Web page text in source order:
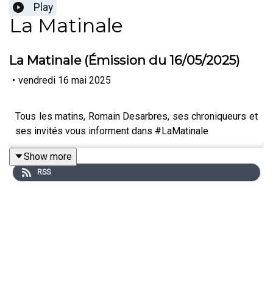
Play
La Matinale
La Matinale (Émission du 16/05/2025)
• vendredi 16 mai 2025
Tous les matins, Romain Desarbres, ses chroniqueurs et
ses invités vous informent dans #LaMatinale
Show more
RSS